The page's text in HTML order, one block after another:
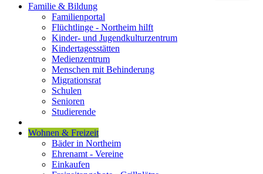
Familie & Bildung
Familienportal
Flüchtlinge - Northeim hilft
Kinder- und Jugendkulturzentrum
Kindertagesstätten
Medienzentrum
Menschen mit Behinderung
Migrationsrat
Schulen
Senioren
Studierende
Wohnen & Freizeit
Bäder in Northeim
Ehrenamt - Vereine
Einkaufen